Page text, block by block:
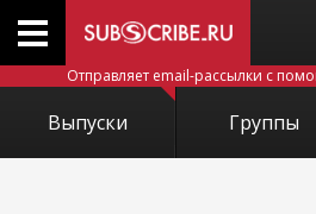
Отправляет email-рассылки с
Выпуски Группы